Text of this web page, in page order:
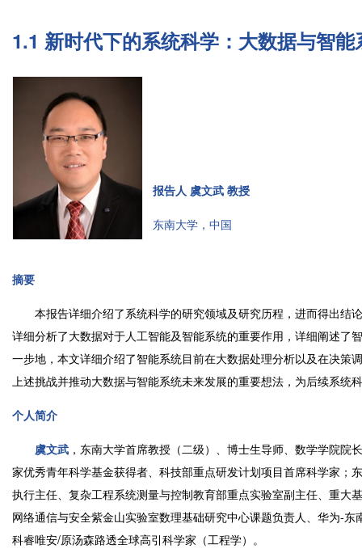
1.1 新时代下的系统科学：大数据与智能
报告人 虞文武 教授
东南大学，中国
摘要
本报告详细介绍了系统科学的研究领域及研究历程，进而得出结
详细分析了大数据对于人工智能及智能系统的重要作用，详细阐述
一步地，本文详细介绍了智能系统目前在大数据处理分析以及在决
上述挑战并推动大数据与智能系统未来发展的重要想法，为后续系统
个人简介
虞文武 ，东南大学首席教授（二级）、博士生导师、数学学院院
家优秀青年科学基金获得者、科技部重点研发计划项目首席科学家
执行主任、复杂工程系统测量与控制教育部重点实验室副主任、重
网络通信与安全紫金山实验室数理基础研究中心课题负责人、华为-
科睿唯安/原汤森路透全球高引科学家（工程学）。